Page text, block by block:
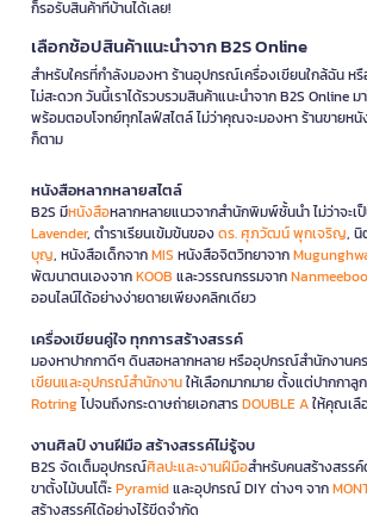
ก็รอรับสินค้าที่บ้านได้เลย!
เลือกช้อปสินค้าแนะนำจาก B2S Online
สำหรับใครที่กำลังมองหา ร้านอุปกรณ์เครื่องเขียนใกล้ฉัน ห
ไม่สะดวก วันนี้เราได้รวบรวมสินค้าแนะนำจาก B2S Online
พร้อมตอบโจทย์ทุกไลฟ์สไตล์ ไม่ว่าคุณจะมองหา ร้านขายห
ก็ตาม
หนังสือหลากหลายสไตล์
B2S มีหนังสือหลากหลายแนวจากสำนักพิมพ์ชั้นนำ ไม่ว่าจะ
Lavender, ตำราเรียนเข้มข้นของดร. ศุภวัฒน์ พุกเจริญ, นิ
บุญ, หนังสือเด็กจากMIS หนังสือจิตวิทยาจาก
พัฒนาตนเองจากKOOB และวรรณกรรมจาก
ออนไลน์ได้อย่างง่ายดายเพียงคลิกเดียว
เครื่องเขียนคู่ใจ ทุกการสร้างสรรค์
มองหาปากกาดีๆ ดินสอหลากหลาย หรืออุปกรณ์สำนักงานค
เขียนและอุปกรณ์สำนักงานให้เลือกมากมาย ตั้งแต่ปากกาลู
Rotringไปจนถึงกระดาษถ่ายเอกสารDOUBLE Aให้คุณเลื
งานศิลป์ งานฝีมือ สร้างสรรค์ไม่รู้จบ
B2S จัดเต็มอุปกรณ์ศิลปะและงานฝีมือสำหรับคนสร้างสรร
ขาตั้งไม้บนโต๊ะPyramidและอุปกรณ์ DIY ต่างๆ จาก
สร้างสรรค์ได้อย่างไร้ขีดจำกัด